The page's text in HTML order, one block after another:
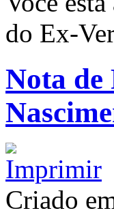
do Ex-
Nota de
Criado